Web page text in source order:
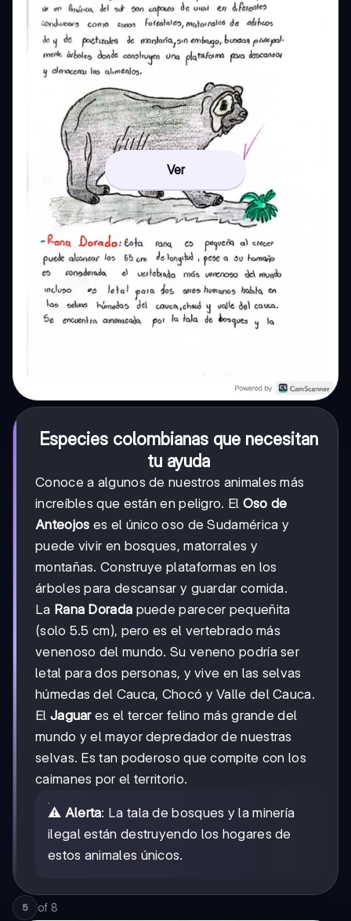
Ver
Especies colombianas que necesitan
tu ayuda
Conoce a algunos de nuestros animales más
increíbles que están en peligro. El Oso de
Anteojos es el único oso de Sudamérica y
puede vivir en bosques, matorrales y
montañas. Construye plataformas en los
árboles para descansar y guardar comida.
La Rana Dorada puede parecer pequeñita
(solo 5.5 cm), pero es el vertebrado más
venenoso del mundo. Su veneno podría ser
letal para dos personas, y vive en las selvas
húmedas del Cauca, Chocó y Valle del Cauca.
El Jaguares el tercer felino más grande del
mundo y el mayor depredador de nuestras
selvas. Es tan poderoso que compite con los
caimanes por el territorio.
⚠️ Alerta: La tala de bosques y la minería
ilegal están destruyendo los hogares de
estos animales únicos.
5 of 8